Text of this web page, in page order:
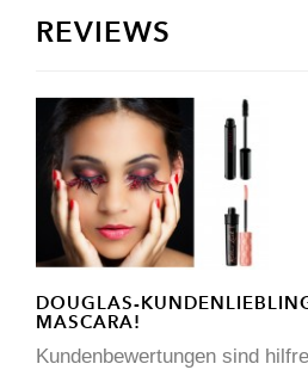
REVIEWS
DOUGLAS-
MASCARA!
Kundenbewertungen sind